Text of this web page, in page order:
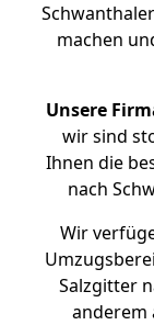
machen
Unsere
wir sind
Ihnen die
nach
Wir
Salzgitter
anderem